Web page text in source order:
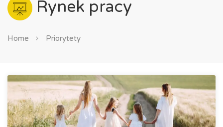
Rynek pracy
Home Priorytety